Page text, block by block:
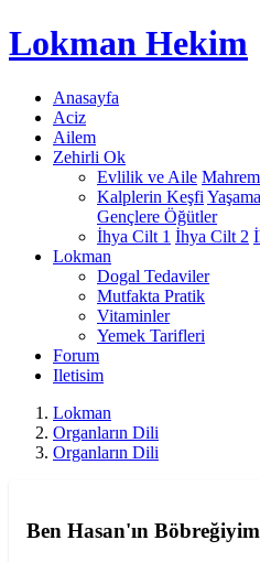
Lokman Hekim
Anasayfa
Aciz
Ailem
Zehirli Ok
Evlilik ve Aile
Kalplerin Keşfi
Gençlere Öğütler
İhya Cilt 1 İhya Cilt 2
Lokman
Dogal Tedaviler
Mutfakta Pratik
Vitaminler
Yemek Tarifleri
Forum
Iletisim
Lokman
Organların Dili
Organların Dili
Ben Hasan'ın Böbreğiyim